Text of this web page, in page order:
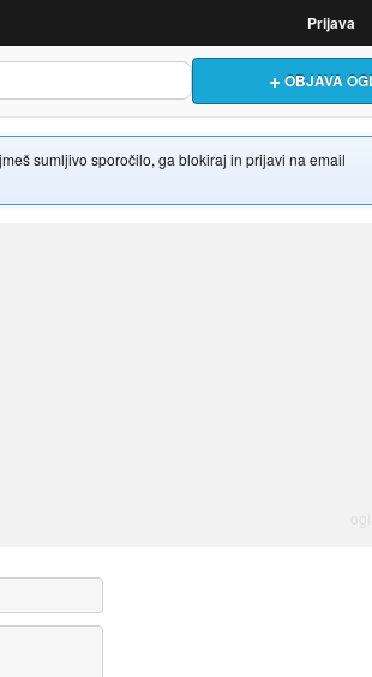
Prijava
OBJAVA
sumljivo sporočilo, ga blokiraj in prijavi na email